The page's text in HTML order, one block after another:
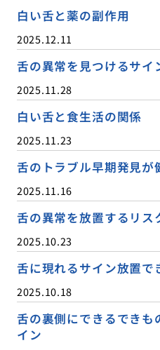
白い舌と薬の副作用
2025.12.11
舌の異常を見つけるサイ
2025.11.28
白い舌と食生活の関係
2025.11.23
舌のトラブル早期発見が
2025.11.16
舌の異常を放置するリス
2025.10.23
舌に現れるサイン放置で
2025.10.18
舌の裏側にできるでき
イン